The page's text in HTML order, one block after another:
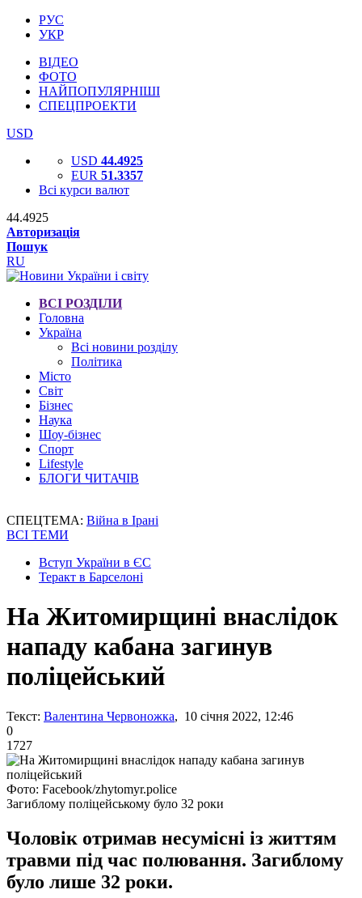
РУС
УКР
ВІДЕО
ФОТО
НАЙПОПУЛЯРНІШІ
СПЕЦПРОЕКТИ
USD
USD 44.4925
EUR 51.3357
Всі курси валют
44.4925
Авторизація
Пошук
RU
ВСІ РОЗДІЛИ
Головна
Україна
Всі новини розділу
Політика
Місто
Світ
Бізнес
Наука
Шоу-бізнес
Спорт
Lifestyle
БЛОГИ ЧИТАЧІВ
СПЕЦТЕМА: Війна в Ірані
ВСІ ТЕМИ
Вступ України в ЄС
Теракт в Барселоні
На Житомирщині внаслідок
нападу кабана загинув
поліцейський
Текст: Валентина Червоножка, 10 січня 2022, 12:46
0
1727
Фото: Facebook/zhytomyr.police
Загиблому поліцейському було 32 роки
Чоловік отримав несумісні із життям
травми під час полювання. Загиблому
було лише 32 роки.